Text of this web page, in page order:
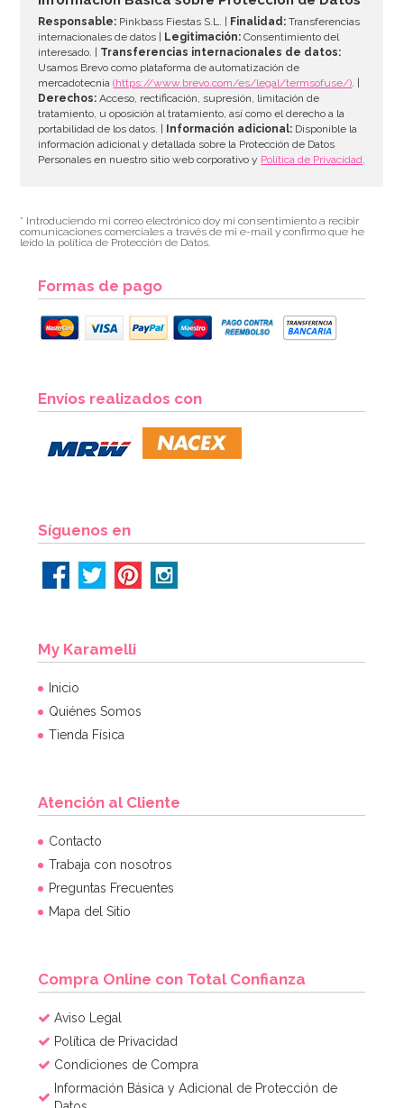
AÑADIR
1,40€
Responsable: Pinkbass Fiestas S.L. | Finalidad: Transferencias
internacionales de datos |
Legitimación: Consentimiento del
interesado. | Transferencias internacionales de datos:
Usamos Brevo como plataforma de automatización de
mercadotecnia(https://www.brevo.com/es/legal/termsofuse/). |
Derechos: Acceso, rectificación, supresión, limitación de
tratamiento, u oposición al tratamiento, así como el derecho a la
portabilidad de los datos. |
Información adicional: Disponible la
información adicional y detallada sobre la Protección de Datos
Personales en nuestro sitio web corporativo y Política de Privacidad.
* Introduciendo mi correo electrónico doy mi consentimiento a recibir
comunicaciones comerciales a través de mi e-mail y confirmo que he
leído la política de Protección de Datos.
Formas de pago
Envíos realizados con
Síguenos en
My Karamelli
Inicio
Quiénes Somos
Tienda Física
Atención al Cliente
Contacto
Trabaja con nosotros
Preguntas Frecuentes
Mapa del Sitio
Compra Online con Total Confianza
Aviso Legal
Política de Privacidad
Condiciones de Compra
Información Básica y Adicional de Protección de